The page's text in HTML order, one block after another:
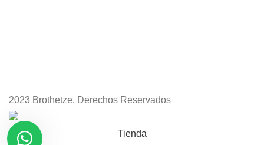
2023 Brothetze. Derechos Reservados
Tienda